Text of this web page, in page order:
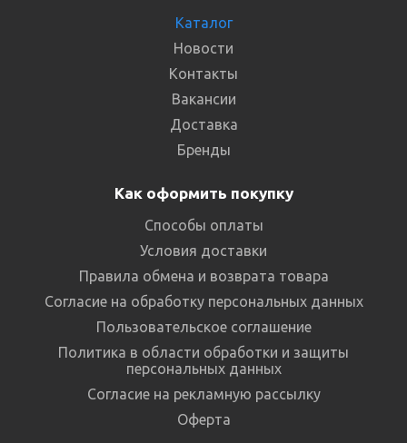
Каталог
Новости
Контакты
Вакансии
Доставка
Бренды
Как оформить покупку
Способы оплаты
Условия доставки
Правила обмена и возврата товара
Согласие на обработку персональных данных
Пользовательское соглашение
Политика в области обработки и защиты
персональных данных
Согласие на рекламную рассылку
Оферта